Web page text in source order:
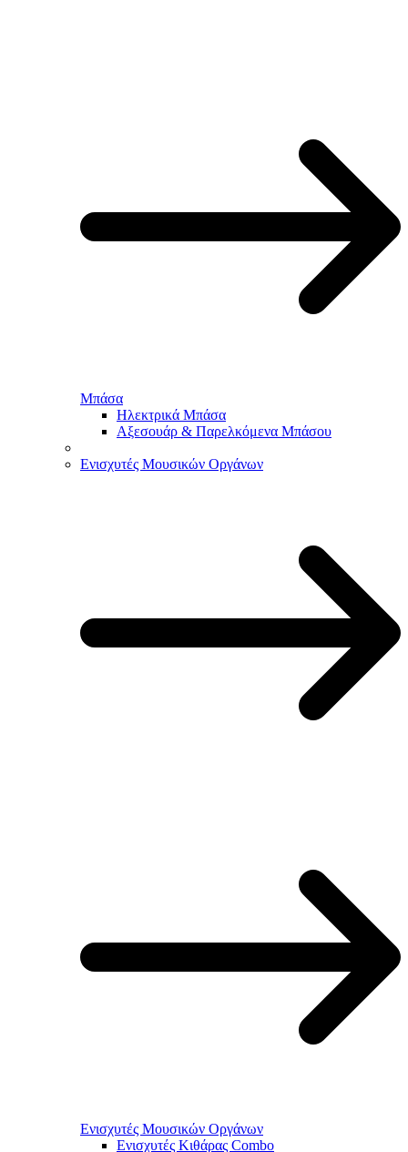
Μπάσα
Ηλεκτρικά Μπάσα
Αξεσουάρ & Παρελκόμενα Μπάσου
Ενισχυτές Μουσικών Οργάνων
Ενισχυτές Μουσικών Οργάνων
Ενισχυτές Κιθάρας Combo